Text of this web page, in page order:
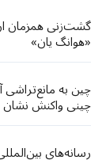
گشت‌زنی‌ همزمان
«هوانگ‌ یان»
چین به مانع‌تراشی
چینی واکنش نشان
رسانه‌های